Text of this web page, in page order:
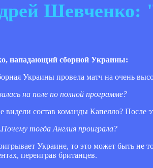
Шевченко:
нападающий сборной Украины:
Украины провела матч на очень
на поле по полной программе?
видели состав команды Капелло? После
тогда Англия проиграла?
Украине, то это может быть не
переиграв британцев.